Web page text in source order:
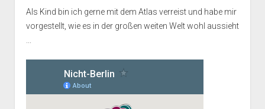
Als Kind bin ich gerne mit dem Atlas verreist und habe mir
vorgestellt, wie es in der großen weiten Welt wohl aussieht